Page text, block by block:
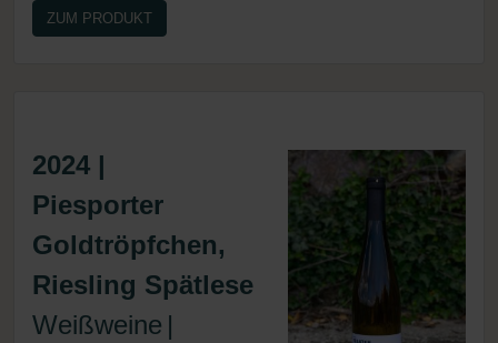
ZUM PRODUKT
2024 |
Piesporter
Goldtröpfchen,
Riesling Spätlese
Weißweine |